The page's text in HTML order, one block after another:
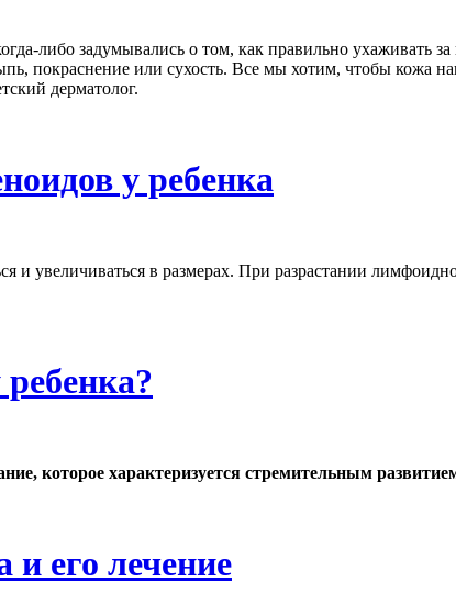
либо задумывались о том, как правильно ухаживать
покраснение или сухость. Все мы хотим, чтобы
дерматолог.
у ребенка
и увеличиваться в размерах. При разрастании
которое характеризуется стремительным
его лечение